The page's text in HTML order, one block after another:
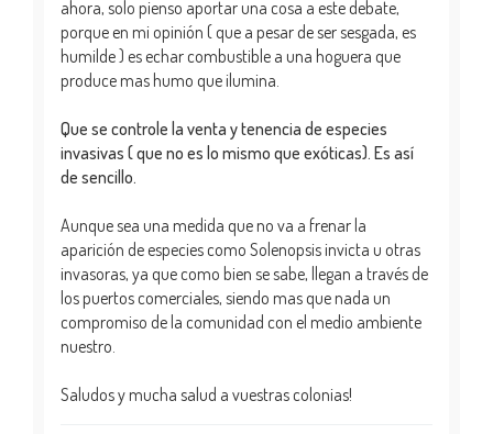
ahora, solo pienso aportar una cosa a este debate,
porque en mi opinión ( que a pesar de ser sesgada, es
humilde ) es echar combustible a una hoguera que
produce mas humo que ilumina.
Que se controle la venta y tenencia de especies
invasivas ( que no es lo mismo que exóticas). Es así
de sencillo.
Aunque sea una medida que no va a frenar la
aparición de especies como Solenopsis invicta u otras
invasoras, ya que como bien se sabe, llegan a través de
los puertos comerciales, siendo mas que nada un
compromiso de la comunidad con el medio ambiente
nuestro.
Saludos y mucha salud a vuestras colonias!